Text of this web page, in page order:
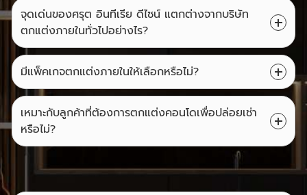
จุดเด่นของศรุต อินทีเรีย ดีไซน์ แตกต่างจากบริษัท
ตกแต่งภายในทั่วไปอย่างไร?
มีแพ็คเกจตกแต่งภายในให้เลือกหรือไม่?
เหมาะกับลูกค้าที่ต้องการตกแต่งคอนโดเพื่อปล่อยเช่า
หรือไม่?